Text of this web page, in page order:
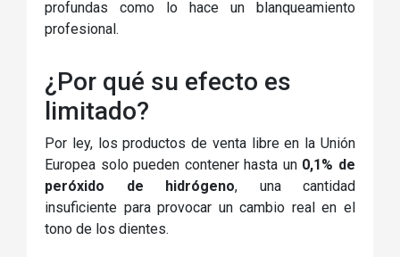
profundas como lo hace un blanqueamiento
profesional.
¿Por qué su efecto es
limitado?
Por ley, los productos de venta libre en la Unión
Europea solo pueden contener hasta un 0,1% de
peróxido de hidrógeno, una cantidad
insuficiente para provocar un cambio real en el
tono de los dientes.